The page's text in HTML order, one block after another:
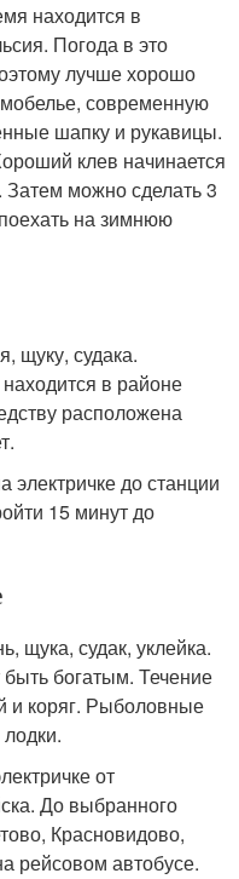
находится в
Погода в это
лучше хорошо
современную
шапку и рукавицы.
клев начинается
Затем можно сделать 3
на зимнюю
щуку, судака.
в районе
расположена
электричке до станции
15 минут до
щука, судак, уклейка.
богатым. Течение
и коряг. Рыболовные
от
До выбранного
Красновидово,
рейсовом автобусе.